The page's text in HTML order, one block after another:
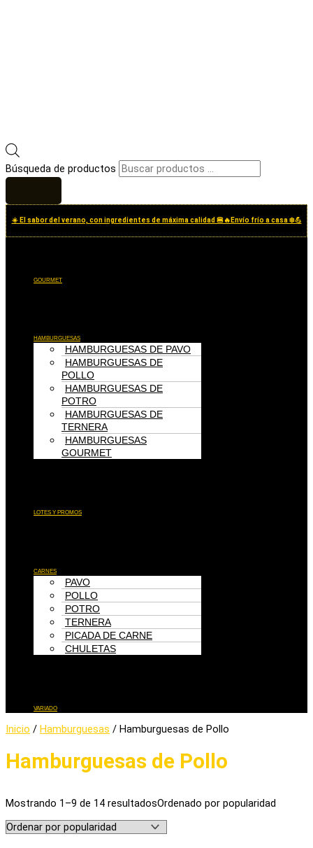
Búsqueda de productos
☀️ El sabor del verano, con ingredientes de máxima calidad 🍔🔥Envío frío a casa ❄️💪
GOURMET
HAMBURGUESAS
HAMBURGUESAS DE PAVO
HAMBURGUESAS DE
POLLO
HAMBURGUESAS DE
POTRO
HAMBURGUESAS DE
TERNERA
HAMBURGUESAS
GOURMET
LOTES Y PROMOS
CARNES
PAVO
POLLO
POTRO
TERNERA
PICADA DE CARNE
CHULETAS
VARIADO
Inicio / Hamburguesas / Hamburguesas de Pollo
Hamburguesas de Pollo
Mostrando 1–9 de 14 resultadosOrdenado por popularidad